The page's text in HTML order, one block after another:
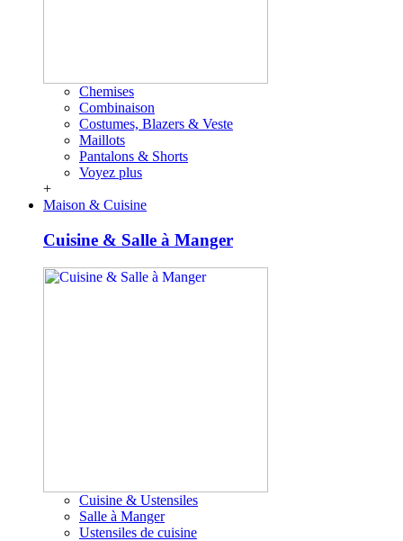
Chemises
Combinaison
Costumes, Blazers & Veste
Maillots
Pantalons & Shorts
Voyez plus
+
Maison & Cuisine
Cuisine & Salle à Manger
Cuisine & Ustensiles
Salle à Manger
Ustensiles de cuisine